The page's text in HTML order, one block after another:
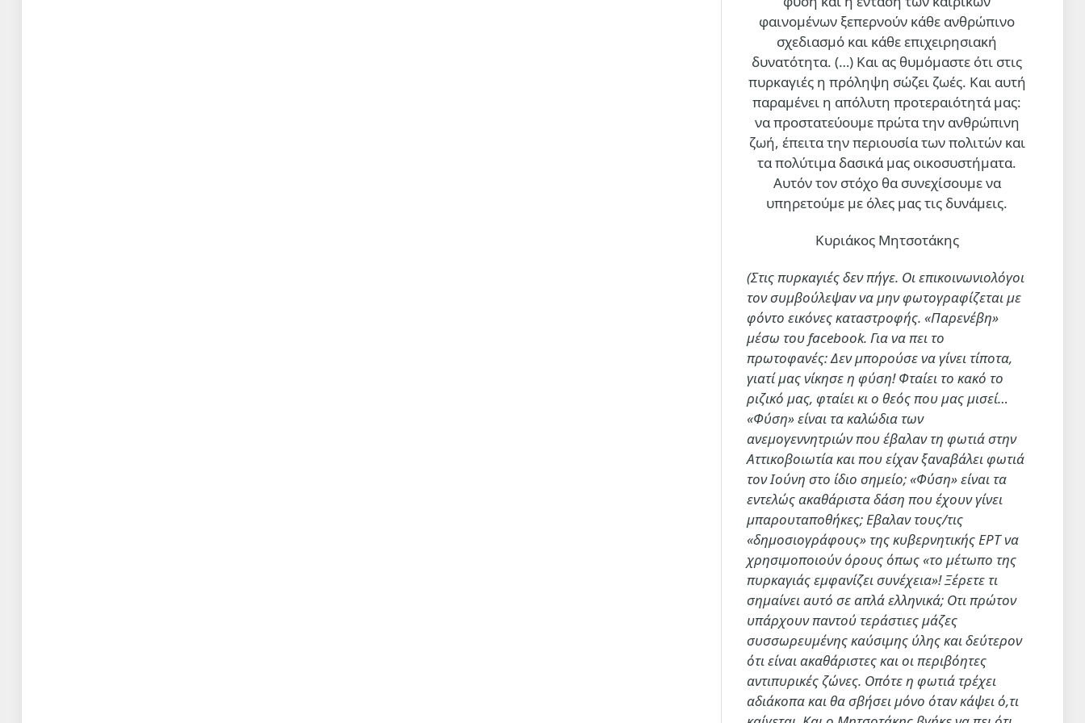
ΠΟΛΙΤΙΣΜΟΣ
Η «σουρεαλιστική εμπειρία»
των Massive Attack στη
Σιγκαπούρη
5 Αυγ 2026, 10:20
ΔΙΕΘΝΗ
Το αμερικανoκίνητο
«Συμβούλιο Ειρήνης» αλλάζει
τους όρους για την αποχώρηση
των σιωναζιστών από τη Γάζα
5 Αυγ 2026, 08:40
φαινομένων ξεπερνούν κάθε ανθρώπινο
σχεδιασμό και κάθε επιχειρησιακή
δυνατότητα. (…) Και ας θυμόμαστε ότι στις
πυρκαγιές η πρόληψη σώζει ζωές. Και αυτή
παραμένει η απόλυτη προτεραιότητά μας:
να προστατεύουμε πρώτα την ανθρώπινη
ζωή, έπειτα την περιουσία των πολιτών και
τα πολύτιμα δασικά μας οικοσυστήματα.
Αυτόν τον στόχο θα συνεχίσουμε να
υπηρετούμε με όλες μας τις δυνάμεις.
Κυριάκος Μητσοτάκης
(Στις πυρκαγιές δεν πήγε. Οι επικοινωνιολόγοι
τον συμβούλεψαν να μην φωτογραφίζεται με
φόντο εικόνες καταστροφής. «Παρενέβη»
μέσω του facebook. Για να πει το
πρωτοφανές: Δεν μπορούσε να γίνει τίποτα,
γιατί μας νίκησε η φύση! Φταίει το κακό το
ριζικό μας, φταίει κι ο θεός που μας μισεί…
«Φύση» είναι τα καλώδια των
ανεμογεννητριών που έβαλαν τη φωτιά στην
Αττικοβοιωτία και που είχαν ξαναβάλει φωτιά
τον Ιούνη στο ίδιο σημείο; «Φύση» είναι τα
εντελώς ακαθάριστα δάση που έχουν γίνει
μπαρουταποθήκες; Εβαλαν τους/τις
«δημοσιογράφους» της κυβερνητικής ΕΡΤ να
χρησιμοποιούν όρους όπως «το μέτωπο της
πυρκαγιάς εμφανίζει συνέχεια»! Ξέρετε τι
σημαίνει αυτό σε απλά ελληνικά; Οτι πρώτον
υπάρχουν παντού τεράστιες μάζες
συσσωρευμένης καύσιμης ύλης και δεύτερον
ότι είναι ακαθάριστες και οι περιβόητες
αντιπυρικές ζώνες. Οπότε η φωτιά τρέχει
αδιάκοπα και θα σβήσει μόνο όταν κάψει ό,τι